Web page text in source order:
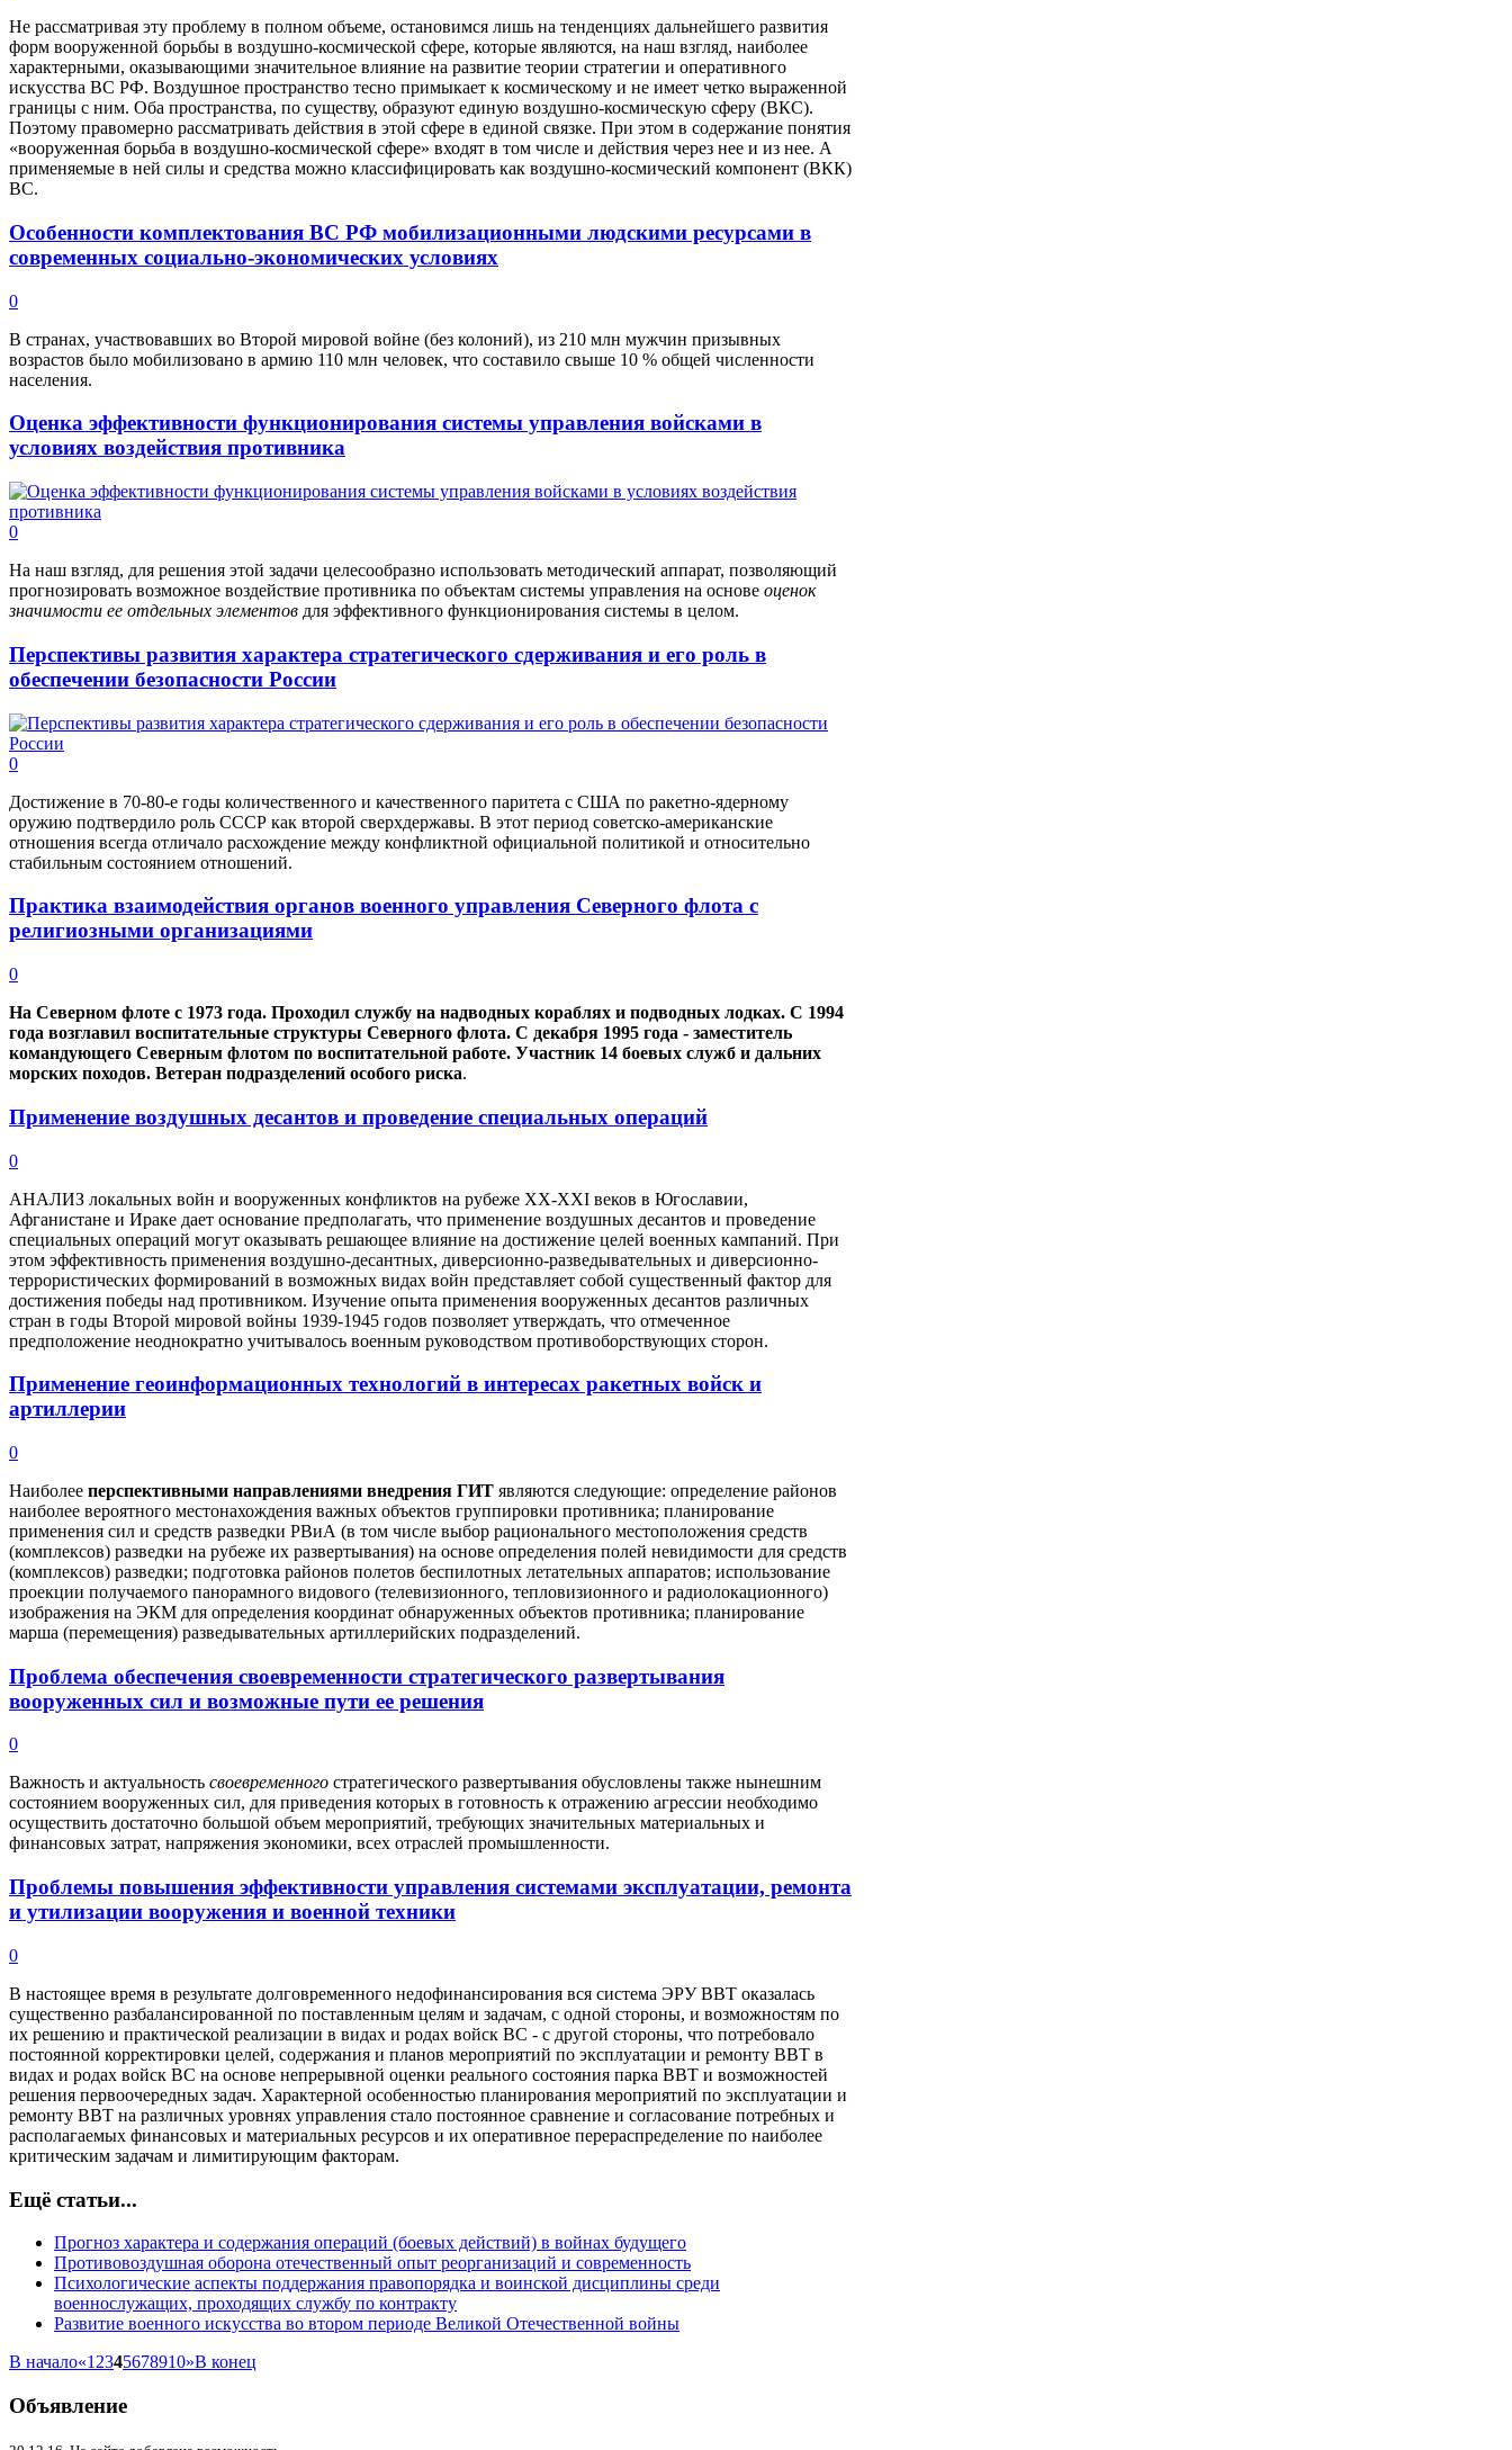
Не рассматривая эту проблему в полном объеме, остановимся лишь на тенденциях дальнейшего развития
форм вооруженной борьбы в воздушно-космической сфере, которые являются, на наш взгляд, наиболее
характерными, оказывающими значительное влияние на развитие теории стратегии и оперативного
искусства ВС РФ. Воздушное пространство тесно примыкает к космическому и не имеет четко выраженной
границы с ним. Оба пространства, по существу, образуют единую воздушно-космическую сферу (ВКС).
Поэтому правомерно рассматривать действия в этой сфере в единой связке. При этом в содержание понятия
«вооруженная борьба в воздушно-космической сфере» входят в том числе и действия через нее и из нее. А
применяемые в ней силы и средства можно классифицировать как воздушно-космический компонент (ВКК)
ВС.
Особенности комплектования ВС РФ мобилизационными людскими ресурсами в
современных социально-экономических условиях
0
В странах, участвовавших во Второй мировой войне (без колоний), из 210 млн мужчин призывных
возрастов было мобилизовано в армию 110 млн человек, что составило свыше 10 % общей численности
населения.
Оценка эффективности функционирования системы управления войсками в
условиях воздействия противника
0
На наш взгляд, для решения этой задачи целесообразно использовать методический аппарат, позволяющий
прогнозировать возможное воздействие противника по объектам системы управления на основе оценок
значимости ее отдельных элементов для эффективного функционирования системы в целом.
Перспективы развития характера стратегического сдерживания и его роль в
обеспечении безопасности России
0
Достижение в 70-80-е годы количественного и качественного паритета с США по ракетно-ядерному
оружию подтвердило роль СССР как второй сверхдержавы. В этот период советско-американские
отношения всегда отличало расхождение между конфликтной официальной политикой и относительно
стабильным состоянием отношений.
Практика взаимодействия органов военного управления Северного флота с
религиозными организациями
0
На Северном флоте с 1973 года. Проходил службу на надводных кораблях и подводных лодках. С 1994
года возглавил воспитательные структуры Северного флота. С декабря 1995 года - заместитель
командующего Северным флотом по воспитательной работе. Участник 14 боевых служб и дальних
морских походов. Ветеран подразделений особого риска.
Применение воздушных десантов и проведение специальных операций
0
АНАЛИЗ локальных войн и вооруженных конфликтов на рубеже XX-XXI веков в Югославии,
Афганистане и Ираке дает основание предполагать, что применение воздушных десантов и проведение
специальных операций могут оказывать решающее влияние на достижение целей военных кампаний. При
этом эффективность применения воздушно-десантных, диверсионно-разведывательных и диверсионно-
террористических формирований в возможных видах войн представляет собой существенный фактор для
достижения победы над противником. Изучение опыта применения вооруженных десантов различных
стран в годы Второй мировой войны 1939-1945 годов позволяет утверждать, что отмеченное
предположение неоднократно учитывалось военным руководством противоборствующих сторон.
Применение геоинформационных технологий в интересах ракетных войск и
артиллерии
0
Наиболее перспективными направлениями внедрения ГИТ являются следующие: определение районов
наиболее вероятного местонахождения важных объектов группировки противника; планирование
применения сил и средств разведки РВиА (в том числе выбор рационального местоположения средств
(комплексов) разведки на рубеже их развертывания) на основе определения полей невидимости для средств
(комплексов) разведки; подготовка районов полетов беспилотных летательных аппаратов; использование
проекции получаемого панорамного видового (телевизионного, тепловизионного и радиолокационного)
изображения на ЭКМ для определения координат обнаруженных объектов противника; планирование
марша (перемещения) разведывательных артиллерийских подразделений.
Проблема обеспечения своевременности стратегического развертывания
вооруженных сил и возможные пути ее решения
0
Важность и актуальность своевременного стратегического развертывания обусловлены также нынешним
состоянием вооруженных сил, для приведения которых в готовность к отражению агрессии необходимо
осуществить достаточно большой объем мероприятий, требующих значительных материальных и
финансовых затрат, напряжения экономики, всех отраслей промышленности.
Проблемы повышения эффективности управления системами эксплуатации, ремонта
и утилизации вооружения и военной техники
0
В настоящее время в результате долговременного недофинансирования вся система ЭРУ ВВТ оказалась
существенно разбалансированной по поставленным целям и задачам, с одной стороны, и возможностям по
их решению и практической реализации в видах и родах войск ВС - с другой стороны, что потребовало
постоянной корректировки целей, содержания и планов мероприятий по эксплуатации и ремонту ВВТ в
видах и родах войск ВС на основе непрерывной оценки реального состояния парка ВВТ и возможностей
решения первоочередных задач. Характерной особенностью планирования мероприятий по эксплуатации и
ремонту ВВТ на различных уровнях управления стало постоянное сравнение и согласование потребных и
располагаемых финансовых и материальных ресурсов и их оперативное перераспределение по наиболее
критическим задачам и лимитирующим факторам.
Ещё статьи...
Прогноз характера и содержания операций (боевых действий) в войнах будущего
Противовоздушная оборона отечественный опыт реорганизаций и современность
Психологические аспекты поддержания правопорядка и воинской дисциплины среди
военнослужащих, проходящих службу по контракту
Развитие военного искусства во втором периоде Великой Отечественной войны
В начало«1 2345678910»В конец
Объявление